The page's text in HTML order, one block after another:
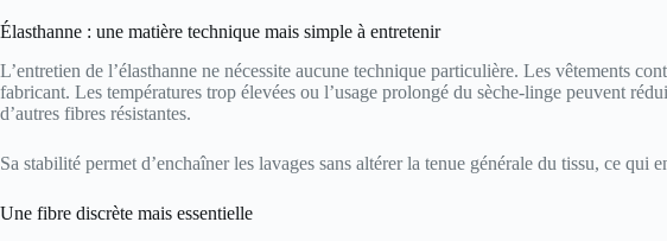
Élasthanne : une matière technique mais simple à entretenir
L’entretien de l’élasthanne ne nécessite aucune technique particulière. Les vêtements
fabricant. Les températures trop élevées ou l’usage prolongé du sèche-linge peuvent
d’autres fibres résistantes.
Sa stabilité permet d’enchaîner les lavages sans altérer la tenue générale du tissu, ce
Une fibre discrète mais essentielle